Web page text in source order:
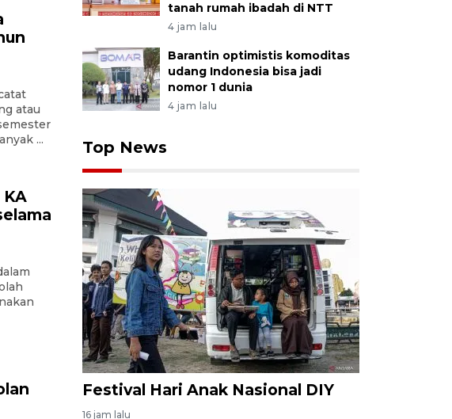
atau
...
tanah rumah ibadah di NTT
4 jam lalu
Barantin optimistis komoditas
udang Indonesia bisa jadi
nomor 1 dunia
4 jam lalu
Top News
Festival Hari Anak Nasional DIY
16 jam lalu